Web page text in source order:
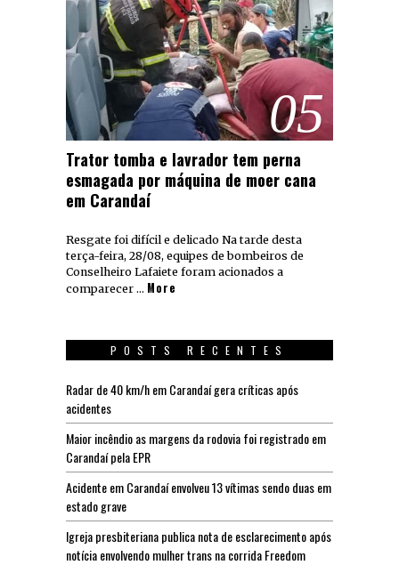
05
Trator tomba e lavrador tem perna
esmagada por máquina de moer cana
em Carandaí
Resgate foi difícil e delicado Na tarde desta
terça-feira, 28/08, equipes de bombeiros de
Conselheiro Lafaiete foram acionados a
comparecer … More
POSTS RECENTES
Radar de 40 km/h em Carandaí gera críticas após
acidentes
Maior incêndio as margens da rodovia foi registrado em
Carandaí pela EPR
Acidente em Carandaí envolveu 13 vítimas sendo duas em
estado grave
Igreja presbiteriana publica nota de esclarecimento após
notícia envolvendo mulher trans na corrida Freedom